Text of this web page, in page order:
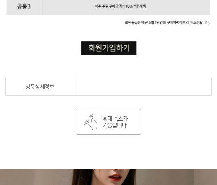
상품상세정보